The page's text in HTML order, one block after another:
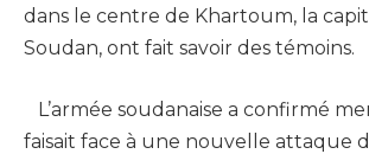
dans le centre de Khartoum, la
Soudan, ont fait savoir des témoins.
L’armée soudanaise a confirmé
faisait face à une nouvelle attaque